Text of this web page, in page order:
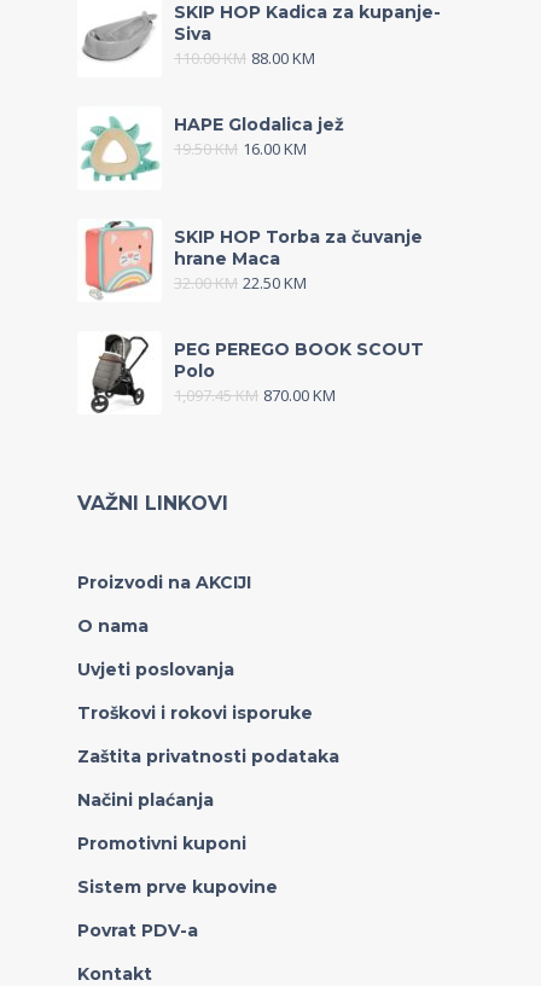
SKIP HOP Kadica za kupanje-
Siva
110.00KM 88.00KM
HAPE Glodalica jež
19.50KM 16.00KM
SKIP HOP Torba za čuvanje
hrane Maca
32.00KM 22.50KM
PEG PEREGO BOOK SCOUT
Polo
1,097.45KM 870.00KM
VAŽNI LINKOVI
Proizvodi na AKCIJI
O nama
Uvjeti poslovanja
Troškovi i rokovi isporuke
Zaštita privatnosti podataka
Načini plaćanja
Promotivni kuponi
Sistem prve kupovine
Povrat PDV-a
Kontakt